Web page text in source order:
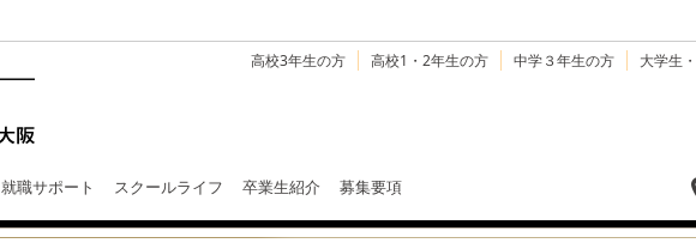
高校3年生の方 高校1・2年生の方 中学３年生の方 大学生
就職サポート スクールライフ 卒業生紹介 募集要項